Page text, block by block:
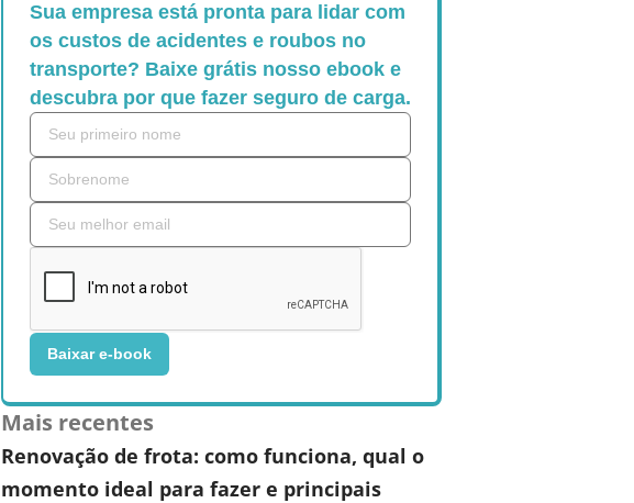
Sua empresa está pronta para lidar com
os custos de acidentes e roubos no
transporte? Baixe grátis nosso ebook e
descubra por que fazer seguro de carga.
Baixar e-book
Mais recentes
Renovação de frota: como funciona, qual o
momento ideal para fazer e principais